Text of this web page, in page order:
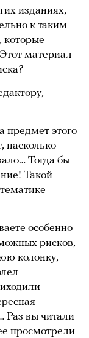
изданиях,
к таким
которые
материал
предмет этого
насколько
Тогда бы
Такой
особенно
рисков,
колонку,
Раз вы читали
просмотрели